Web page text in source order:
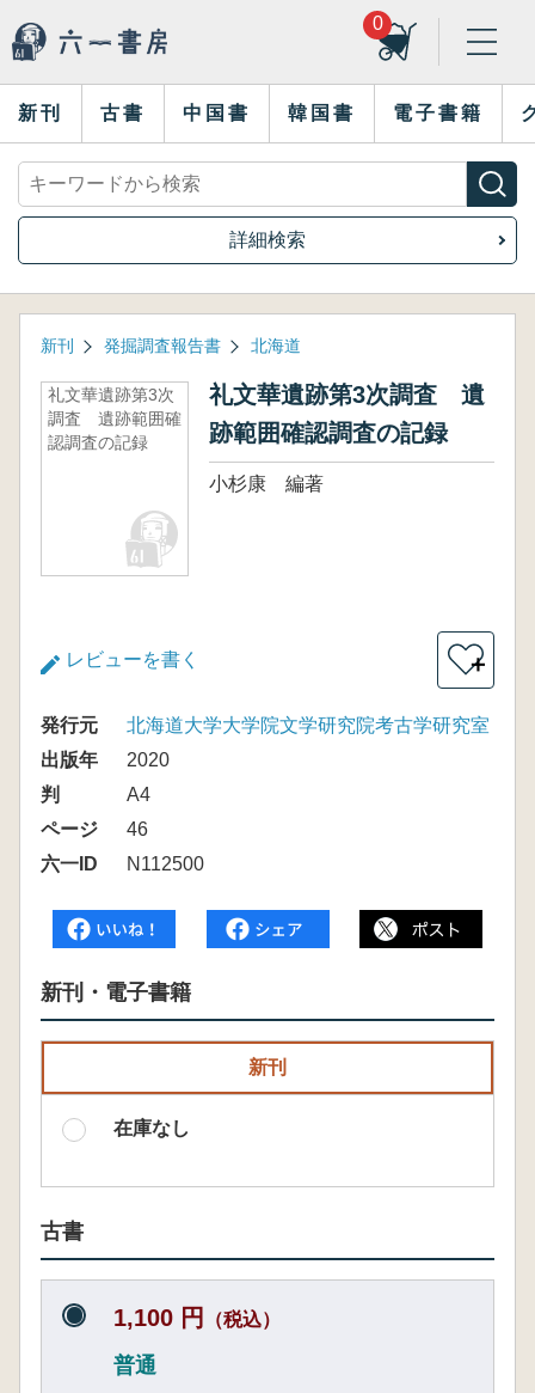
0
新刊 古書 中国書 韓国書 電子書籍
詳細検索
新刊 発掘調査報告書 北海道
礼文華遺跡第3次
調査 遺跡範囲確
認調査の記録
礼文華遺跡第3次調査 遺
跡範囲確認調査の記録
小杉康 編著
レビューを書く ＋
発行元
北海道大学大学院文学研究院考古学研究室
出版年
2020
判
A4
ページ
46
六一ID
N112500
新刊・電子書籍
新刊
在庫なし
古書
1,100 円 （税込）
普通